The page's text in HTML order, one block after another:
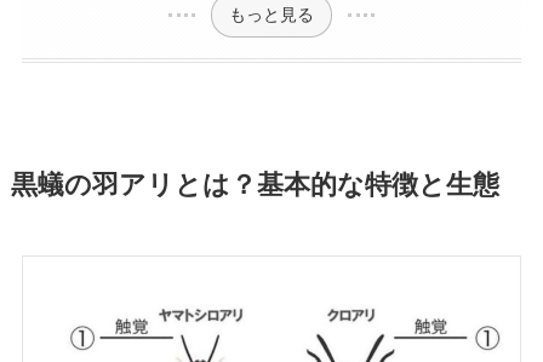
もっと見る
黒蟻の羽アリとは？基本的な特徴と生態